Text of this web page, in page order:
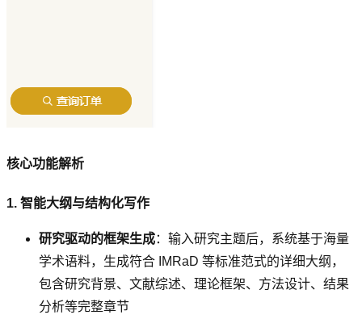
核心功能解析
1. 智能大纲与结构化写作
研究驱动的框架生成：输入研究主题后，系统基于海量
学术语料，生成符合 IMRaD 等标准范式的详细大纲，
包含研究背景、文献综述、理论框架、方法设计、结果
分析等完整章节